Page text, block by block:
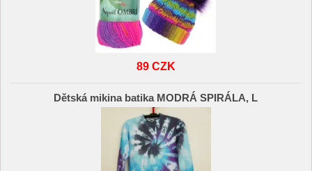
89 CZK
Dětská mikina batika MODRÁ SPIRÁLA, L